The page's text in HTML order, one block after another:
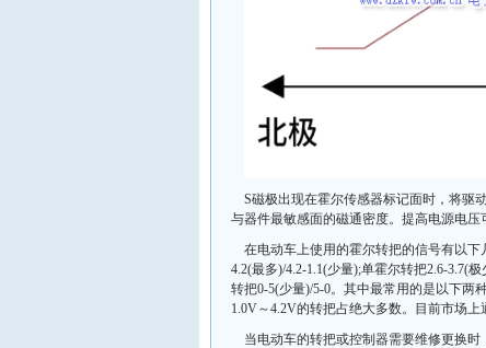
S磁极出现在霍尔传感器标记面时，将驱
与器件最敏感面的磁通密度。提高电源电压
在电动车上使用的霍尔转把的信号有以
4.2(最多)/4.2-1.1(少量);单霍尔转把2.6-3.7(
转把0-5(少量)/5-0。其中最常用的是以下两
1.0V～4.2V的转把占绝大多数。目前市场
当电动车的转把或控制器需要维修更换